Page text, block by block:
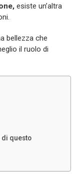
esiste un’altra
bellezza che
il ruolo di
di questo